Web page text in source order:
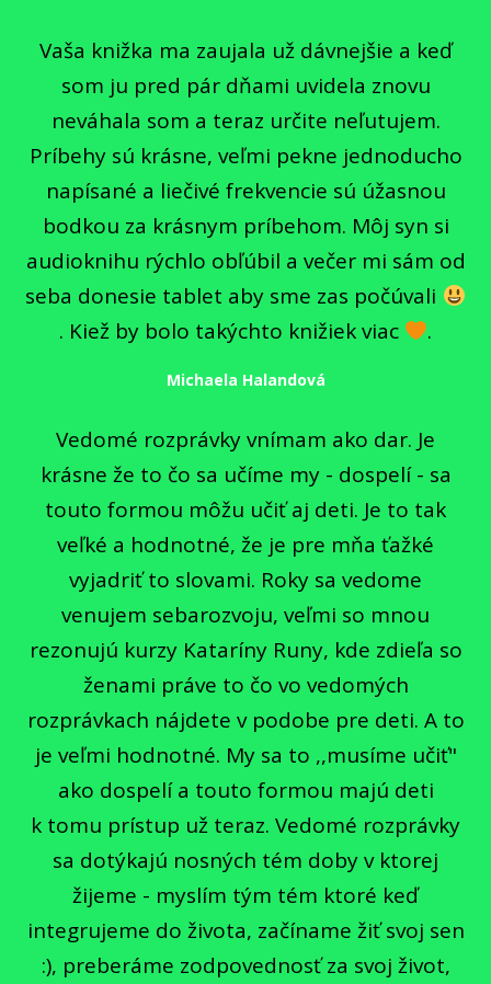
Vaša knižka ma zaujala už dávnejšie a keď
som ju pred pár dňami uvidela znovu
neváhala som a teraz určite neľutujem.
Príbehy sú krásne, veľmi pekne jednoducho
napísané a liečivé frekvencie sú úžasnou
bodkou za krásnym príbehom. Môj syn si
audioknihu rýchlo obľúbil a večer mi sám od
seba donesie tablet aby sme zas počúvali
. Kiež by bolo takýchto knižiek viac
.
Michaela Halandová
Vedomé rozprávky vnímam ako dar. Je
krásne že to čo sa učíme my - dospelí - sa
touto formou môžu učiť aj deti. Je to tak
veľké a hodnotné, že je pre mňa ťažké
vyjadriť to slovami. Roky sa vedome
venujem sebarozvoju, veľmi so mnou
rezonujú kurzy Kataríny Runy, kde zdieľa so
ženami práve to čo vo vedomých
rozprávkach nájdete v podobe pre deti. A to
je veľmi hodnotné. My sa to ,,musíme učiť"
ako dospelí a touto formou majú deti
k tomu prístup už teraz. Vedomé rozprávky
sa dotýkajú nosných tém doby v ktorej
žijeme - myslím tým tém ktoré keď
integrujeme do života, začíname žiť svoj sen
:), preberáme zodpovednosť za svoj život,